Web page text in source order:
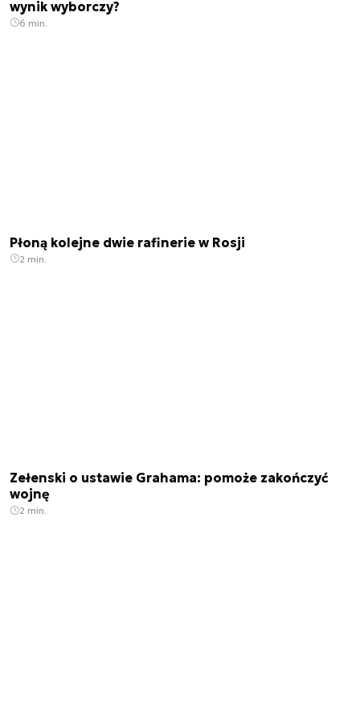
wynik wyborczy?
6 min.
Płoną kolejne dwie rafinerie w Rosji
2 min.
Zełenski o ustawie Grahama: pomoże zakończyć
wojnę
2 min.